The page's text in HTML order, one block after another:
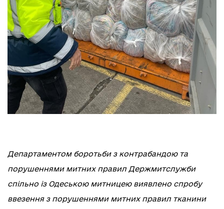
Департаментом боротьби з контрабандою та
порушеннями митних правил Держмитслужби
спільно із Одеською митницею виявлено спробу
ввезення з порушеннями митних правил тканини